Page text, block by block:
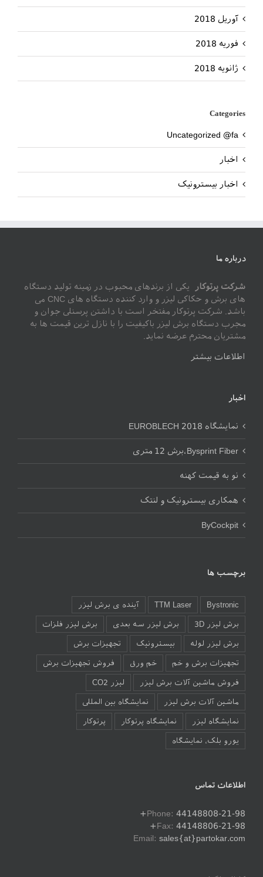
آوریل 2018
فوریه 2018
ژانویه 2018
Categories
Uncategorized @fa
اخبار
اخبار بیسترونیک
درباره ما
شرکت پرتوکار
یکی از برندهای محبوب در زمینه تولید دستگاه
های برش و حکاکی لیزر و وارد کننده دستگاه های CNC می
باشد. شرکت پرتوکار مفتخر است با داشتن پرسنلی جوان و
مجرب دستگاه برش لیزر باکیفیت را با نازل ترین قیمت ها به
مشتریان محترم عرضه نماید.
اطلاعات بیشتر
اخبار
نمایشگاه EUROBLECH 2018
Bysprint Fiber،برش 12 متری
نو به قیمت کهنه
همکاری بیسترونیک و لنتک
ByCockpit
برچسب ها
Bystronic
TTM Laser آینده ی برش لیزر
برش لیزر 3D برش لیزر سه بعدی برش لیزر فلزات
برش لیزر لوله بیسترونیک تجهیزات برش
تجهیزات برش و خم خم ورق فروش تجهیزات برش
فروش ماشین آلات برش لیزر لیزر CO2
ماشین آلات برش لیزر نمایشگاه بین المللی
نمایشگاه لیزر نمایشگاه پرتوکار پرتوکار
یورو بلک، نمایشگاه
اطلاعات تماس
Phone: 44148808-21-98+
Fax: 44148806-21-98+
Email: sales{at}partokar.com